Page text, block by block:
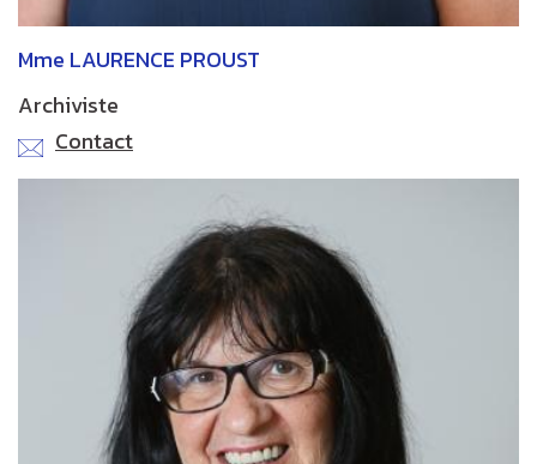
Mme LAURENCE PROUST
Archiviste
Contact